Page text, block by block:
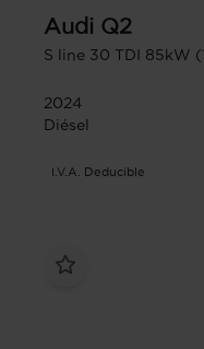
Audi Q2
S line 30 TDI 85kW
2024
Diésel
I.V.A. Deducible